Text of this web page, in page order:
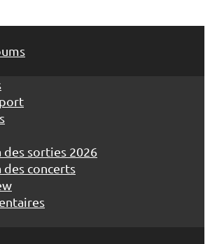
des sorties 2026
des concerts